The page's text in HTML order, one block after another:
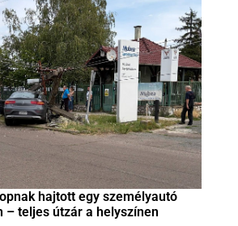
hajtott egy személyautó
– teljes útzár a helyszínen